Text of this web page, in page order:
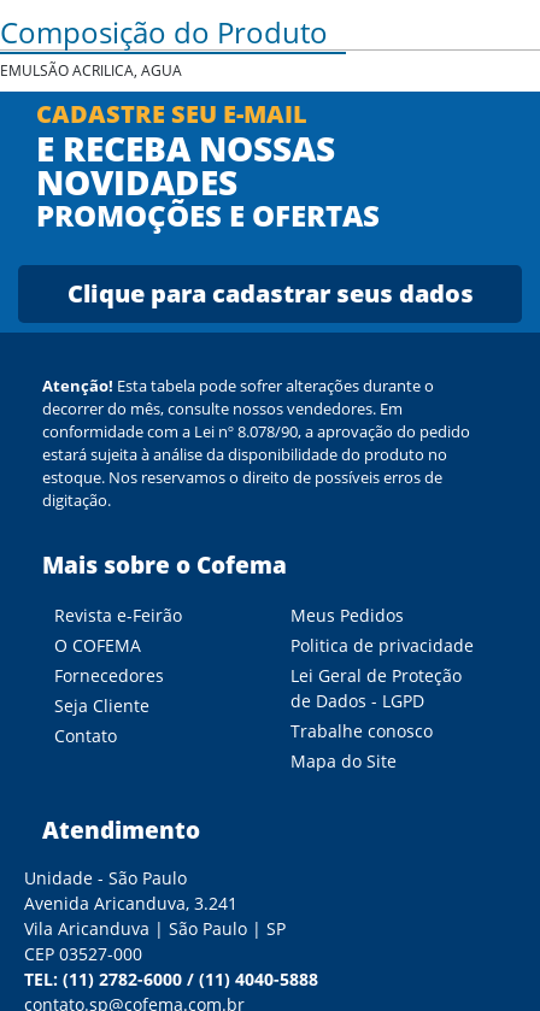
Composição do Produto
EMULSÃO ACRILICA, AGUA
CADASTRE SEU E-MAIL
E RECEBA NOSSAS
NOVIDADES
PROMOÇÕES E OFERTAS
Clique para cadastrar seus dados
Atenção! Esta tabela pode sofrer alterações durante o
decorrer do mês, consulte nossos vendedores. Em
conformidade com a Lei nº 8.078/90, a aprovação do pedido
estará sujeita à análise da disponibilidade do produto no
estoque. Nos reservamos o direito de possíveis erros de
digitação.
Mais sobre o Cofema
Revista e-Feirão
O COFEMA
Fornecedores
Seja Cliente
Contato
Meus Pedidos
Politica de privacidade
Lei Geral de Proteção
de Dados - LGPD
Trabalhe conosco
Mapa do Site
Atendimento
Unidade - São Paulo
Avenida Aricanduva, 3.241
Vila Aricanduva | São Paulo | SP
CEP 03527-000
TEL: (11) 2782-6000 / (11) 4040-5888
contato.sp@cofema.com.br